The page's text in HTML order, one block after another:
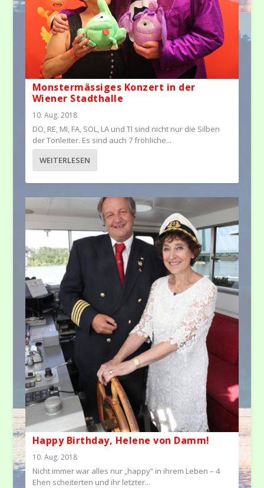
Monstermässiges Konzert in der
Wiener Stadthalle
10. Aug. 2018
DO, RE, MI, FA, SOL, LA und TI sind nicht nur die Silben
der Tonleiter. Es sind auch 7 fröhliche...
WEITERLESEN
Happy Birthday, Helene von Damm!
10. Aug. 2018
Nicht immer war alles nur „happy“ in ihrem Leben – 4
Ehen scheiterten und ihr letzter...